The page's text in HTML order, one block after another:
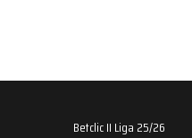
Betclic II Liga 25/26